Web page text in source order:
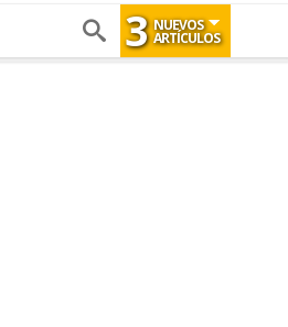
3 NUEVOS
ARTÍCULOS